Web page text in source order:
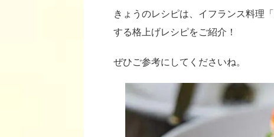
きょうのレシピは、イフランス料理「
する格上げレシピをご紹介！
ぜひご参考にしてくださいね。